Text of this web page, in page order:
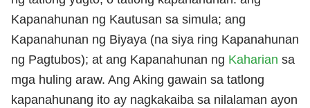
Kapanahunan ng Kautusan sa simula; ang
Kapanahunan ng Biyaya (na siya ring Kapanahunan
ng Pagtubos); at ang Kapanahunan ng Kaharian sa
mga huling araw. Ang Aking gawain sa tatlong
kapanahunang ito ay nagkakaiba sa nilalaman ayon